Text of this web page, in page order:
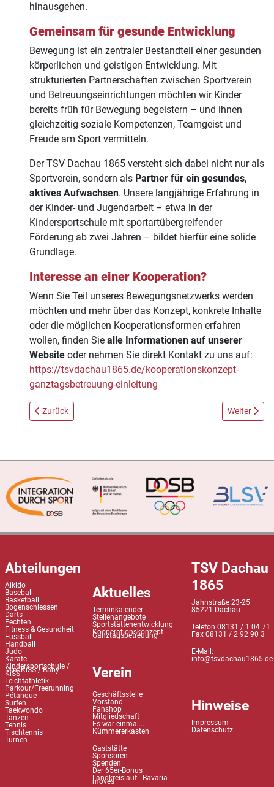
hinausgehen.
Gemeinsam für gesunde Entwicklung
Bewegung ist ein zentraler Bestandteil einer gesunden
körperlichen und geistigen Entwicklung. Mit
strukturierten Partnerschaften zwischen Sportverein
und Betreuungseinrichtungen möchten wir Kinder
bereits früh für Bewegung begeistern – und ihnen
gleichzeitig soziale Kompetenzen, Teamgeist und
Freude am Sport vermitteln.
Der TSV Dachau 1865 versteht sich dabei nicht nur als
Sportverein, sondern als Partner für ein gesundes,
aktives Aufwachsen. Unsere langjährige Erfahrung in
der Kinder- und Jugendarbeit – etwa in der
Kindersportschule mit sportartübergreifender
Förderung ab zwei Jahren – bildet hierfür eine solide
Grundlage.
Interesse an einer Kooperation?
Wenn Sie Teil unseres Bewegungsnetzwerks werden
möchten und mehr über das Konzept, konkrete Inhalte
oder die möglichen Kooperationsformen erfahren
wollen, finden Sie alle Informationen auf unserer
Website oder nehmen Sie direkt Kontakt zu uns auf:
https://tsvdachau1865.de/kooperationskonzept-
ganztagsbetreuung-einleitung
Vorheriger Beitrag: Winterkick 2026: Jugendhallenfußball
Zurück Nächster
Weiter
Abteilungen
Aikido
Baseball
Basketball
Bogenschiessen
Darts
Fechten
Fitness & Gesundheit
Fussball
Handball
Judo
Karate
Kindersportschule /
Mini-KiSS / Baby-
KiSS
Leichtathletik
Parkour/Freerunning
Pétanque
Surfen
Taekwondo
Tanzen
Tennis
Tischtennis
Turnen
Aktuelles
Terminkalender
Stellenangebote
Sportstättenentwicklung
Kooperationskonzept
Ganztagsbetreuung
Verein
Geschäftsstelle
Vorstand
Fanshop
Mitgliedschaft
Es war einmal...
Kümmererkasten
Gaststätte
Sponsoren
Spenden
Der 65er-Bonus
Landkreislauf - Bavaria
moves
TSV Dachau
1865
Jahnstraße 23-25
85221 Dachau
Telefon 08131 / 1 04 71
Fax 08131 / 2 92 90 3
E-Mail:
info@tsvdachau1865.de
Hinweise
Impressum
Datenschutz